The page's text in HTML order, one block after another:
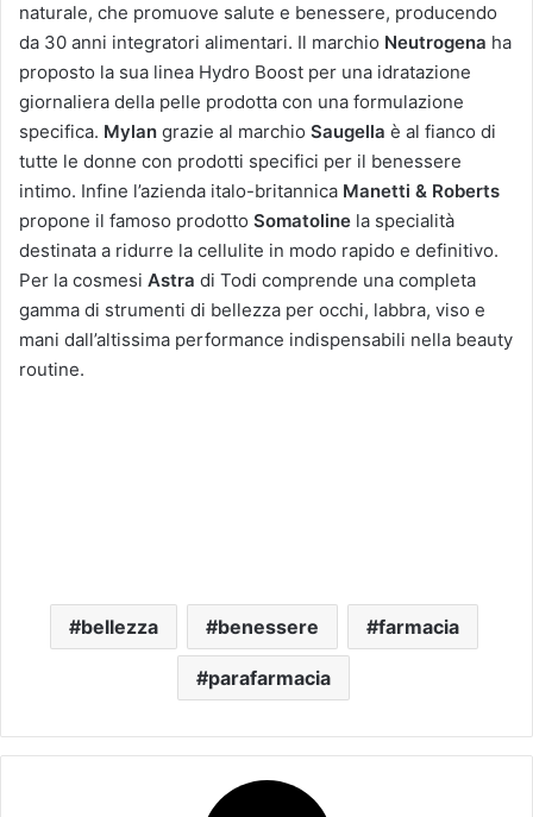
naturale, che promuove salute e benessere, producendo
da 30 anni integratori alimentari. Il marchio Neutrogena ha
proposto la sua linea Hydro Boost per una idratazione
giornaliera della pelle prodotta con una formulazione
specifica. Mylan grazie al marchio Saugella è al fianco di
tutte le donne con prodotti specifici per il benessere
intimo. Infine l’azienda italo-britannica Manetti & Roberts
propone il famoso prodotto Somatoline la specialità
destinata a ridurre la cellulite in modo rapido e definitivo.
Per la cosmesi Astra di Todi comprende una completa
gamma di strumenti di bellezza per occhi, labbra, viso e
mani dall’altissima performance indispensabili nella beauty
routine.
bellezza benessere farmacia
parafarmacia